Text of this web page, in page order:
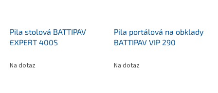
Pila stolová BATTIPAV
EXPERT 400S
Na dotaz
Pila portálová na obklady
BATTIPAV VIP 290
Na dotaz